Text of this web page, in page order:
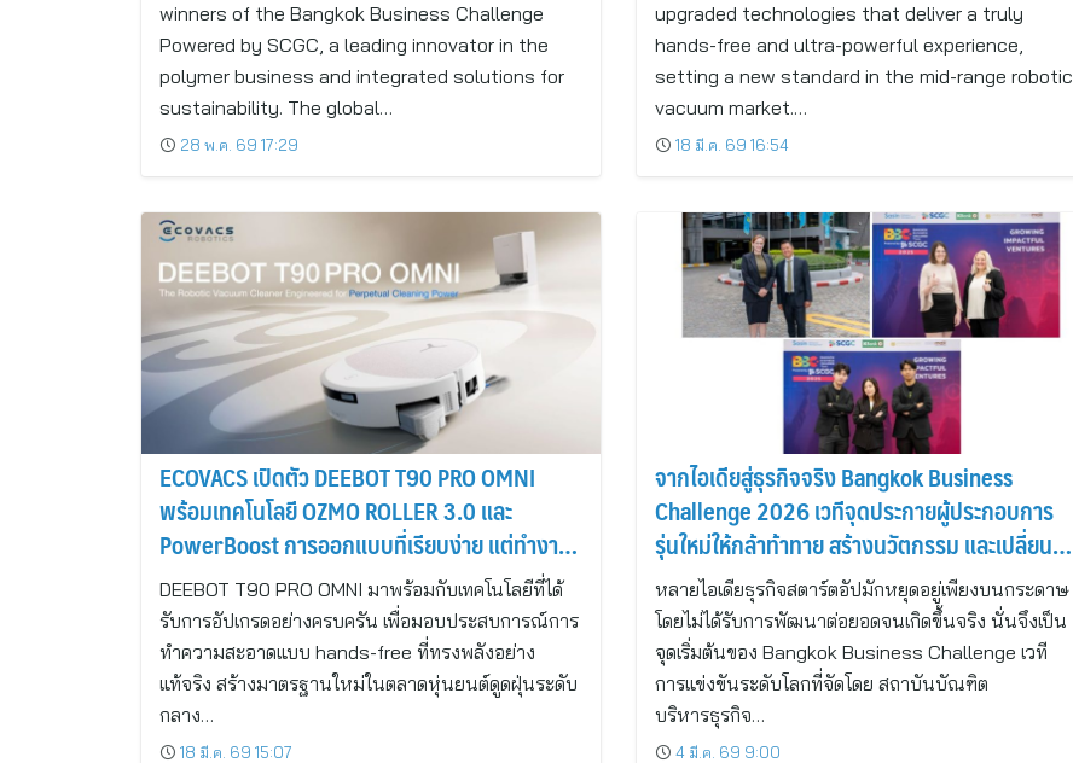
winners of the Bangkok Business Challenge
Powered by SCGC, a leading innovator in the
polymer business and integrated solutions for
sustainability. The global…
28 พ.ค. 69 17:29
upgraded technologies that deliver a truly
hands-free and ultra-powerful experience,
setting a new standard in the mid-range robotic
vacuum market.…
18 มี.ค. 69 16:54
ECOVACS เปิดตัว DEEBOT T90 PRO OMNI
พร้อมเทคโนโลยี OZMO ROLLER 3.0 และ
PowerBoost การออกแบบที่เรียบง่าย แต่ทำงาน
ได้อย่างทรงพลัง
DEEBOT T90 PRO OMNI มาพร้อมกับเทคโนโลยีที่ได้
รับการอัปเกรดอย่างครบครัน เพื่อมอบประสบการณ์การ
ทำความสะอาดแบบ hands-free ที่ทรงพลังอย่าง
แท้จริง สร้างมาตรฐานใหม่ในตลาดหุ่นยนต์ดูดฝุ่นระดับ
กลาง…
18 มี.ค. 69 15:07
จากไอเดียสู่ธุรกิจจริง Bangkok Business
Challenge 2026 เวทีจุดประกายผู้ประกอบการ
รุ่นใหม่ให้กล้าท้าทาย สร้างนวัตกรรม และเปลี่ยน
โลก
หลายไอเดียธุรกิจสตาร์ตอัปมักหยุดอยู่เพียงบนกระดาษ
โดยไม่ได้รับการพัฒนาต่อยอดจนเกิดขึ้นจริง นั่นจึงเป็น
จุดเริ่มต้นของ Bangkok Business Challenge เวที
การแข่งขันระดับโลกที่จัดโดย สถาบันบัณฑิต
บริหารธุรกิจ…
4 มี.ค. 69 9:00